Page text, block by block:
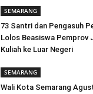
SEMARANG
73 Santri dan Pengasuh
Lolos Beasiswa Pemprov
Kuliah ke Luar Negeri
SEMARANG
Wali Kota Semarang